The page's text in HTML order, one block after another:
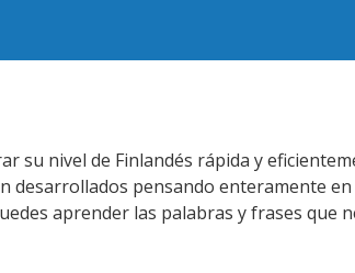
su nivel de Finlandés rápida y
desarrollados pensando enteramente en
aprender las palabras y frases que